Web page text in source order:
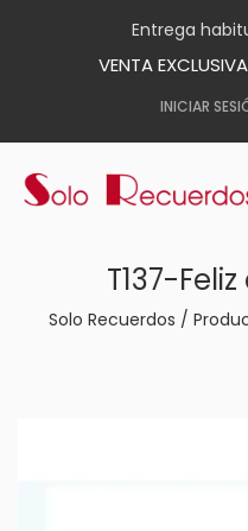
Entrega
VENTA
INICIAR
T137-
Solo Recuerdos /